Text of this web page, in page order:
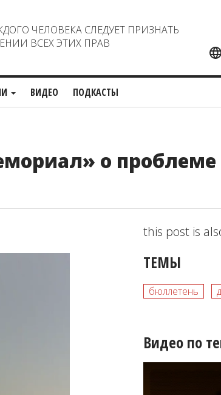
ЧЕЛОВЕКА СЛЕДУЕТ ПРИЗНАТЬ
ВСЕХ ЭТИХ ПРАВ
ВИДЕО ПОДКАСТЫ
о проблеме
this post is
ТЕМЫ
бюллетень
Видео по